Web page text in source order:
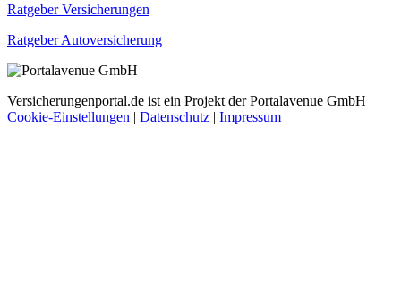
Ratgeber Versicherungen
Ratgeber Autoversicherung
Versicherungenportal.de ist ein Projekt der Portalavenue GmbH
Cookie-Einstellungen | Datenschutz | Impressum